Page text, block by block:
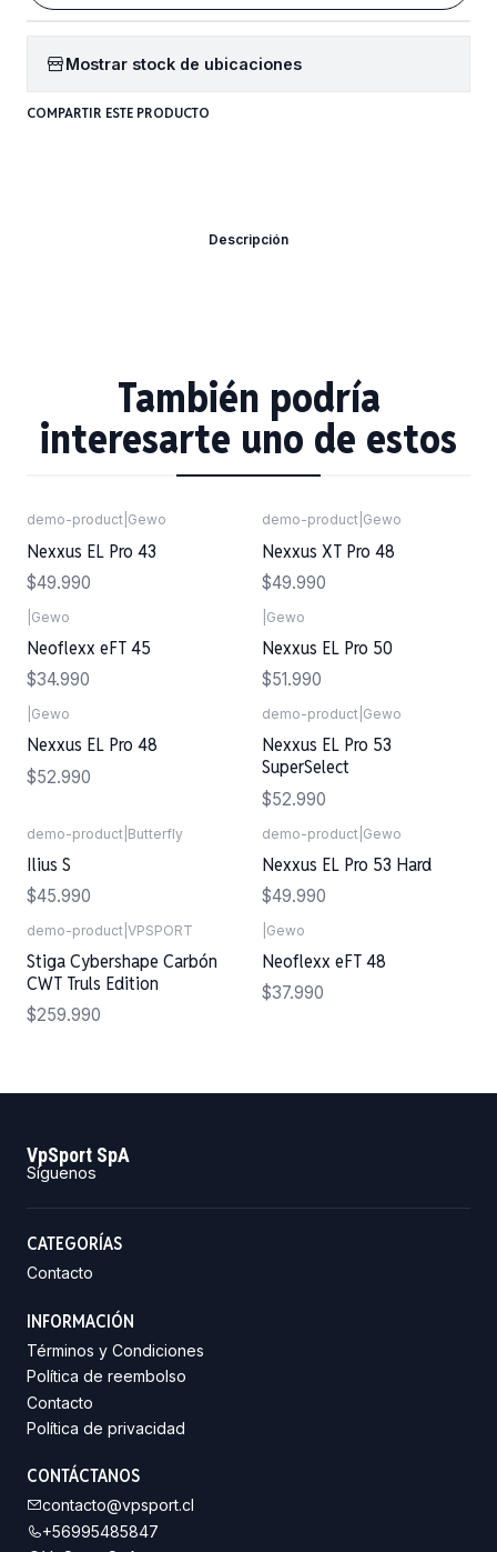
Mostrar stock de ubicaciones
COMPARTIR ESTE PRODUCTO
Descripción
También podría
interesarte uno de estos
demo-product Gewo
Nexxus EL Pro 43
$49.990
demo-product Gewo
Nexxus XT Pro 48
$49.990
Gewo
Neoflexx eFT 45
$34.990
Gewo
Nexxus EL Pro 50
$51.990
Gewo
Nexxus EL Pro 48
$52.990
demo-product Gewo
Nexxus EL Pro 53
SuperSelect
$52.990
demo-product Butterfly
Ilius S
$45.990
demo-product Gewo
Nexxus EL Pro 53 Hard
$49.990
demo-product VPSPORT
Stiga Cybershape Carbón
CWT Truls Edition
$259.990
Gewo
Neoflexx eFT 48
$37.990
VpSport SpA
Síguenos
CATEGORÍAS
Contacto
INFORMACIÓN
Términos y Condiciones
Política de reembolso
Contacto
Política de privacidad
CONTÁCTANOS
contacto@vpsport.cl
+56995485847